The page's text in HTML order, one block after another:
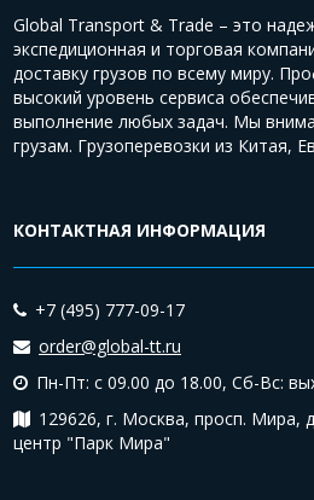
Global Transport & Trade – это
экспедиционная и торговая
доставку грузов по всему миру.
высокий уровень сервиса
выполнение любых задач. Мы
грузам. Грузоперевозки из Китая,
КОНТАКТНАЯ ИНФОРМАЦИЯ
+7 (495) 777-09-17
order@global-tt.ru
Пн-Пт: с 09.00 до 18.00, Сб-Вс:
129626, г. Москва, просп. Мира,
центр "Парк Мира"